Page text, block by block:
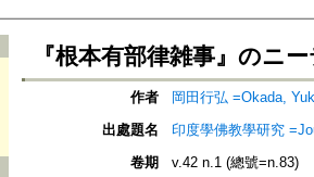
『根本有部律雑事』のニ
作者
岡田行弘 =Okada,
出處題名
印度學佛教學研究
卷期
v.42 n.1 (總號=n.83)